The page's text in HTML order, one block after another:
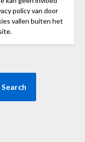
policy van door
vallen buiten het
Search